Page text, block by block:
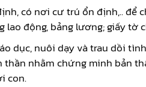
có nơi cư trú ổn định,..
động, bảng lương; giấy
dục, nuôi dạy và trau dồi
nhằm chứng minh bản
con.